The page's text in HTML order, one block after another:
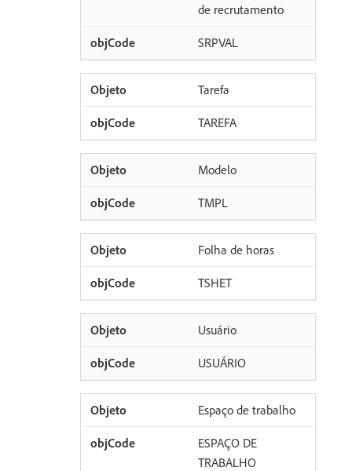
de recrutamento
SRPVAL
Tarefa
TAREFA
Modelo
TMPL
Folha de horas
TSHET
Usuário
USUÁRIO
Espaço de trabalho
ESPAÇO DE
TRABALHO